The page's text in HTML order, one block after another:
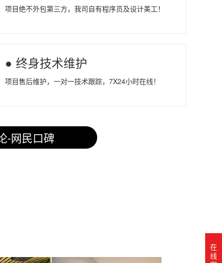
项目绝不外包第三方，我司自有程序员及设计美工！
● 终身技术维护
项目售后维护，一对一技术跟踪，7X24小时在线！
-网民口碑
在
线